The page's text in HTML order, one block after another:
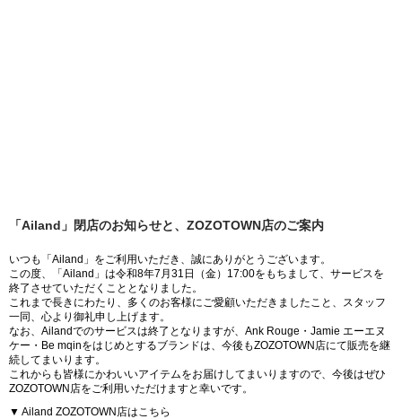
「Ailand」閉店のお知らせと、ZOZOTOWN店のご案内
いつも「Ailand」をご利用いただき、誠にありがとうございます。
この度、「Ailand」は令和8年7月31日（金）17:00をもちまして、サービスを
終了させていただくこととなりました。
これまで長きにわたり、多くのお客様にご愛顧いただきましたこと、スタッフ
一同、心より御礼申し上げます。
なお、Ailandでのサービスは終了となりますが、Ank Rouge・Jamie エーエヌ
ケー・Be mqinをはじめとするブランドは、今後もZOZOTOWN店にて販売を継
続してまいります。
これからも皆様にかわいいアイテムをお届けしてまいりますので、今後はぜひ
ZOZOTOWN店をご利用いただけますと幸いです。
▼ Ailand ZOZOTOWN店はこちら